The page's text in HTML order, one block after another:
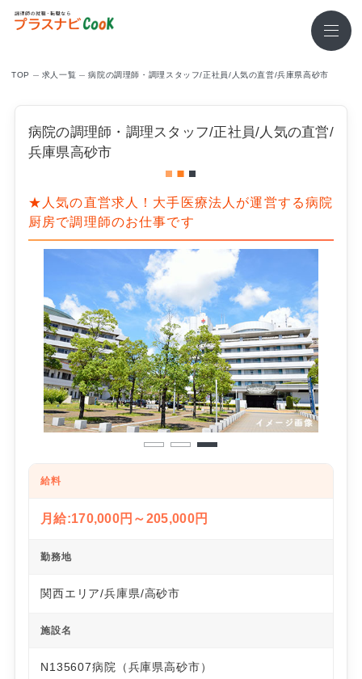
TOP 求⼈⼀覧 病院の調理師・調理スタッフ/正社員/人気の直営/兵庫県高砂市
病院の調理師・調理スタッフ/正社員/人気の直営/
兵庫県高砂市
★人気の直営求人！大手医療法人が運営する病院
厨房で調理師のお仕事です
1 2 3
給料
月給:170,000円～205,000円
勤務地
関西エリア/兵庫県/高砂市
施設名
N135607病院（兵庫県高砂市）